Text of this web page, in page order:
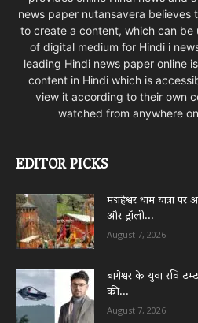
news paper nutansavera believes
to create a content, which can
of digital medium for Hindi i
leading Hindi news paper online
content in Hindi which is
view it according to their own
watched from anywhere
EDITOR PICKS
मद्महेश्वर धाम यात्रा
और ट्रॉली...
August 7, 2026
बागेश्वर के युवा रवि
की...
August 7, 2026